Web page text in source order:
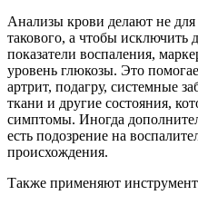
Анализы крови делают не
такового, а чтобы исключить
показатели воспаления,
уровень глюкозы. Это
артрит, подагру, системные
ткани и другие состояния,
симптомы. Иногда
есть подозрение на
происхождения.
Также применяют